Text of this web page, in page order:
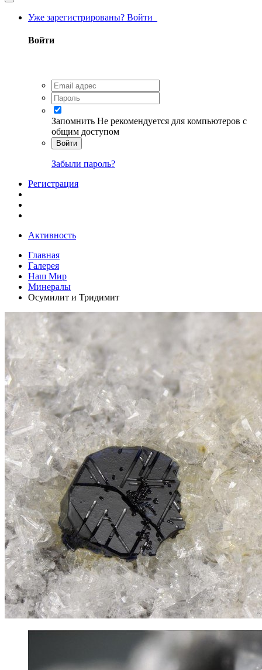
Уже зарегистрированы? Войти
Войти
Запомнить Не рекомендуется для компьютеров с
общим доступом
Войти
Забыли пароль?
Регистрация
Активность
Главная
Галерея
Наш Мир
Минералы
Осумилит и Тридимит